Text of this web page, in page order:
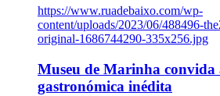
https://www.ruadebaixo.com/wp-
content/uploads/2023/06/488496-
original-1686744290-335x256.jpg
Museu de Marinha convida
gastronómica inédita